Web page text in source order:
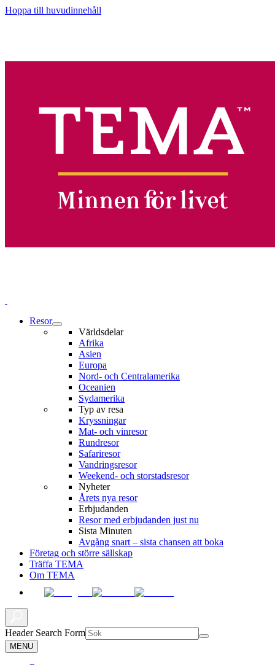
Hoppa till huvudinnehåll
Resor
Världsdelar
Afrika
Asien
Europa
Nord- och Centralamerika
Oceanien
Sydamerika
Typ av resa
Kryssningar
Mat- och vinresor
Rundresor
Safariresor
Vandringsresor
Weekend- och storstadsresor
Nyheter
Årets nya resor
Erbjudanden
Resor med erbjudanden just nu
Sista Minuten
Avgång snart – sista chansen att boka
Företag och större sällskap
Träffa TEMA
Om TEMA
Header Search Form
MENU